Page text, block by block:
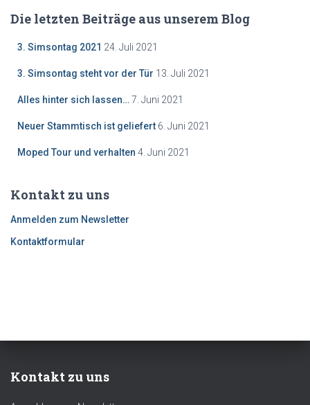
Die letzten Beiträge aus unserem Blog
3. Simsontag 2021 24. Juli 2021
3. Simsontag steht vor der Tür 13. Juli 2021
Alles hinter sich lassen…7. Juni 2021
Neuer Stammtisch ist geliefert 6. Juni 2021
Moped Tour und verhalten 4. Juni 2021
Kontakt zu uns
Anmelden zum Newsletter
Kontaktformular
Kontakt zu uns